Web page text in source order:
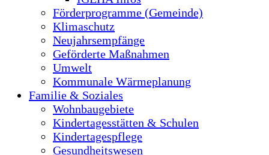
Förderprogramme (Gemeinde)
Klimaschutz
Neujahrsempfänge
Geförderte Maßnahmen
Umwelt
Kommunale Wärmeplanung
Familie & Soziales
Wohnbaugebiete
Kindertagesstätten & Schulen
Kindertagespflege
Gesundheitswesen